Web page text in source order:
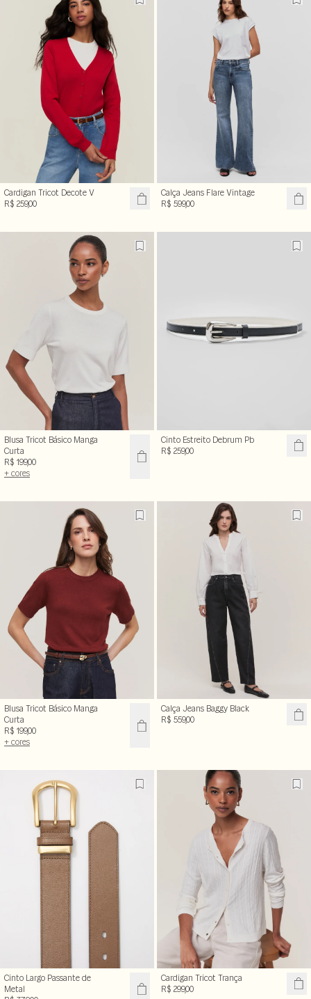
Cardigan Tricot Decote V
R$ 259,00
Calça Jeans Flare Vintage
R$ 599,00
Blusa Tricot Básico Manga
Curta
R$ 199,00
+ cores
Cinto Estreito Debrum Pb
R$ 259,00
Blusa Tricot Básico Manga
Curta
R$ 199,00
+ cores
Calça Jeans Baggy Black
R$ 559,00
Cinto Largo Passante de
Metal
Cardigan Tricot Trança
R$ 299,00